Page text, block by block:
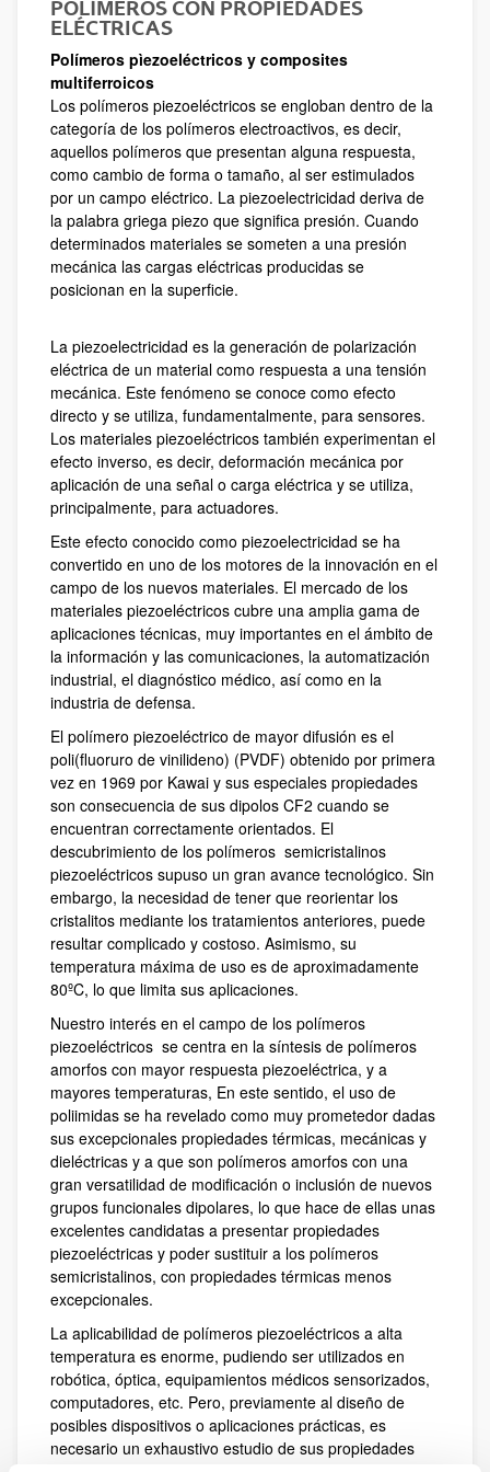
POLÍMEROS CON PROPIEDADES
ELÉCTRICAS
Polímeros pìezoeléctricos y composites
multiferroicos
Los polímeros piezoeléctricos se engloban dentro de la
categoría de los polímeros electroactivos, es decir,
aquellos polímeros que presentan alguna respuesta,
como cambio de forma o tamaño, al ser estimulados
por un campo eléctrico. La piezoelectricidad deriva de
la palabra griega piezo que significa presión. Cuando
determinados materiales se someten a una presión
mecánica las cargas eléctricas producidas se
posicionan en la superficie.
La piezoelectricidad es la generación de polarización
eléctrica de un material como respuesta a una tensión
mecánica. Este fenómeno se conoce como efecto
directo y se utiliza, fundamentalmente, para sensores.
Los materiales piezoeléctricos también experimentan el
efecto inverso, es decir, deformación mecánica por
aplicación de una señal o carga eléctrica y se utiliza,
principalmente, para actuadores.
Este efecto conocido como piezoelectricidad se ha
convertido en uno de los motores de la innovación en el
campo de los nuevos materiales. El mercado de los
materiales piezoeléctricos cubre una amplia gama de
aplicaciones técnicas, muy importantes en el ámbito de
la información y las comunicaciones, la automatización
industrial, el diagnóstico médico, así como en la
industria de defensa.
El polímero piezoeléctrico de mayor difusión es el
poli(fluoruro de vinilideno) (PVDF) obtenido por primera
vez en 1969 por Kawai y sus especiales propiedades
son consecuencia de sus dipolos CF2 cuando se
encuentran correctamente orientados. El
descubrimiento de los polímeros semicristalinos
piezoeléctricos supuso un gran avance tecnológico. Sin
embargo, la necesidad de tener que reorientar los
cristalitos mediante los tratamientos anteriores, puede
resultar complicado y costoso. Asimismo, su
temperatura máxima de uso es de aproximadamente
80ºC, lo que limita sus aplicaciones.
Nuestro interés en el campo de los polímeros
piezoeléctricos se centra en la síntesis de polímeros
amorfos con mayor respuesta piezoeléctrica, y a
mayores temperaturas, En este sentido, el uso de
poliimidas se ha revelado como muy prometedor dadas
sus excepcionales propiedades térmicas, mecánicas y
dieléctricas y a que son polímeros amorfos con una
gran versatilidad de modificación o inclusión de nuevos
grupos funcionales dipolares, lo que hace de ellas unas
excelentes candidatas a presentar propiedades
piezoeléctricas y poder sustituir a los polímeros
semicristalinos, con propiedades térmicas menos
excepcionales.
La aplicabilidad de polímeros piezoeléctricos a alta
temperatura es enorme, pudiendo ser utilizados en
robótica, óptica, equipamientos médicos sensorizados,
computadores, etc. Pero, previamente al diseño de
posibles dispositivos o aplicaciones prácticas, es
necesario un exhaustivo estudio de sus propiedades